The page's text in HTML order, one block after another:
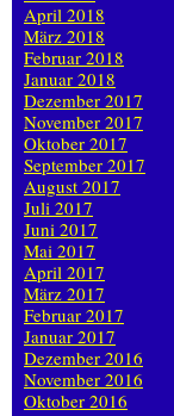
April 2018
März 2018
Februar 2018
Januar 2018
Dezember 2017
November 2017
Oktober 2017
September 2017
August 2017
Juli 2017
Juni 2017
Mai 2017
April 2017
März 2017
Februar 2017
Januar 2017
Dezember 2016
November 2016
Oktober 2016